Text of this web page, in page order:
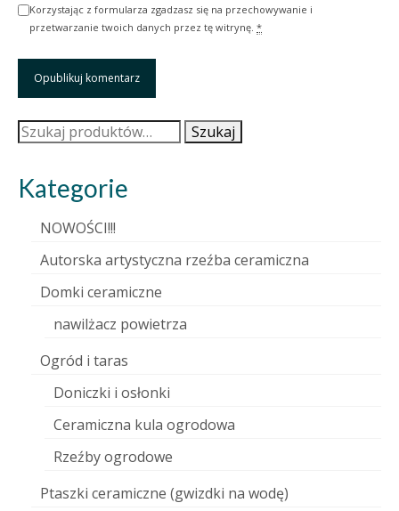
Korzystając z formularza zgadzasz się na przechowywanie i
przetwarzanie twoich danych przez tę witrynę. *
Szukaj: Szukaj
Kategorie
NOWOŚCI!!!
Autorska artystyczna rzeźba ceramiczna
Domki ceramiczne
nawilżacz powietrza
Ogród i taras
Doniczki i osłonki
Ceramiczna kula ogrodowa
Rzeźby ogrodowe
Ptaszki ceramiczne (gwizdki na wodę)